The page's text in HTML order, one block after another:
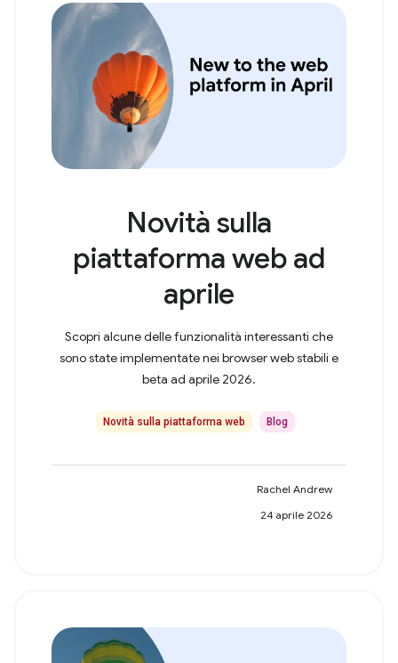
Novità sulla
piattaforma web ad
aprile
Scopri alcune delle funzionalità interessanti che
sono state implementate nei browser web stabili e
beta ad aprile 2026.
Novità sulla piattaforma web Blog
Rachel Andrew
24 aprile 2026